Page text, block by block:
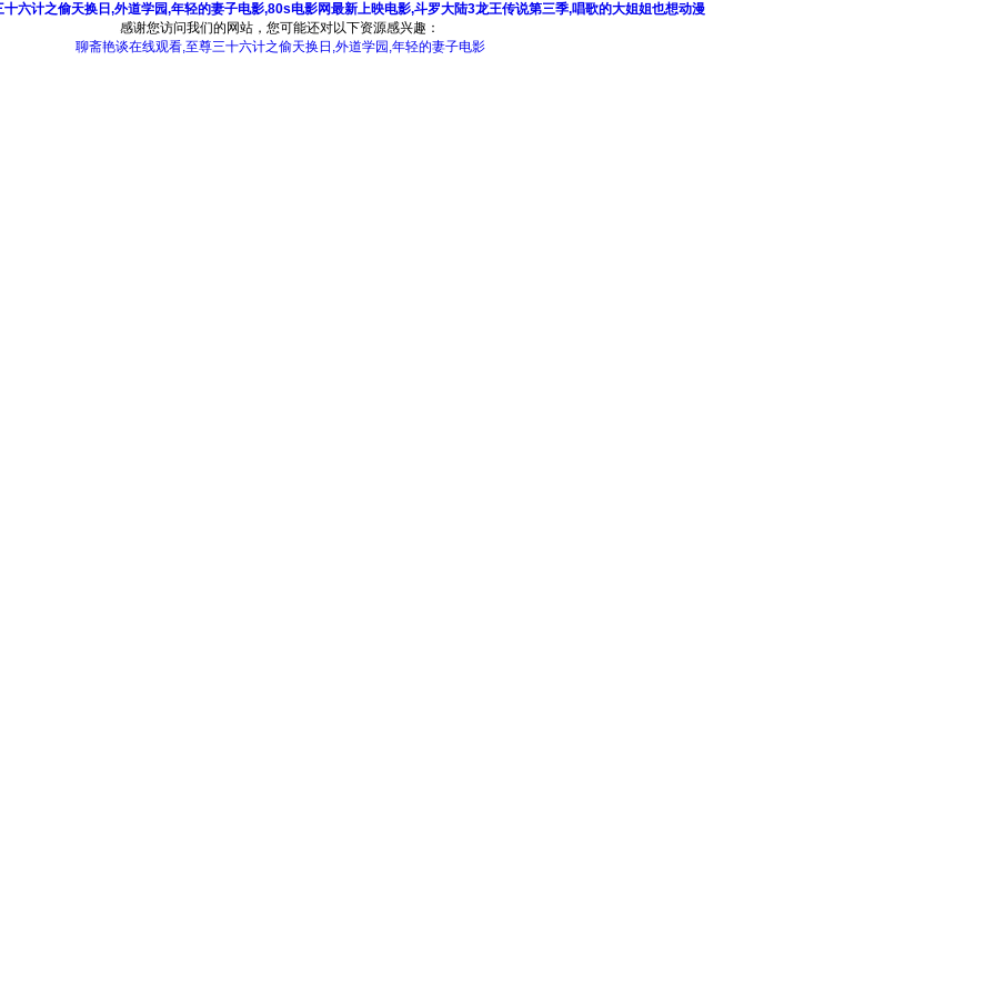
六计之偷天换日,外道学园,年轻的妻子电影,80s电影网最新上映电影,斗罗大陆3龙王传说第三季,唱歌的大姐姐也想动漫
感谢您访问我们的网站，您可能还对以下资源感兴趣：
聊斋艳谈在线观看,至尊三十六计之偷天换日,外道学园,年轻的妻子电影